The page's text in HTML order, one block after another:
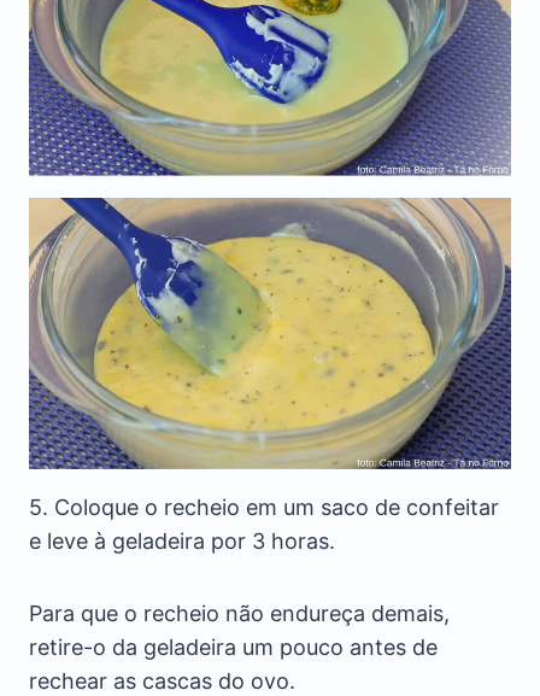
5. Coloque o recheio em um saco de confeitar
e leve à geladeira por 3 horas.
Para que o recheio não endureça demais,
retire-o da geladeira um pouco antes de
rechear as cascas do ovo.